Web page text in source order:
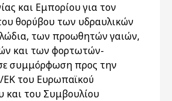
και Εμπορίου για τον
θορύβου των υδραυλικών
των προωθητών γαιών,
και των φορτωτών-
συμμόρφωση προς την
ΕΚ του Ευρωπαϊκού
και του Συμβουλίου